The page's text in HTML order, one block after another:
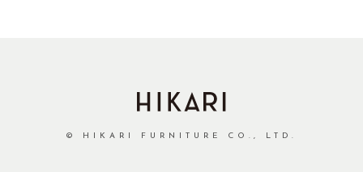
© HIKARI FURNITURE CO., LTD.